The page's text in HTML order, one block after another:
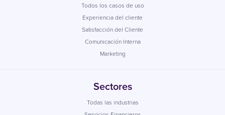
Todos los casos de uso
Experiencia del cliente
Satisfacción del Cliente
Comunicación Interna
Marketing
Sectores
Todas las industrias